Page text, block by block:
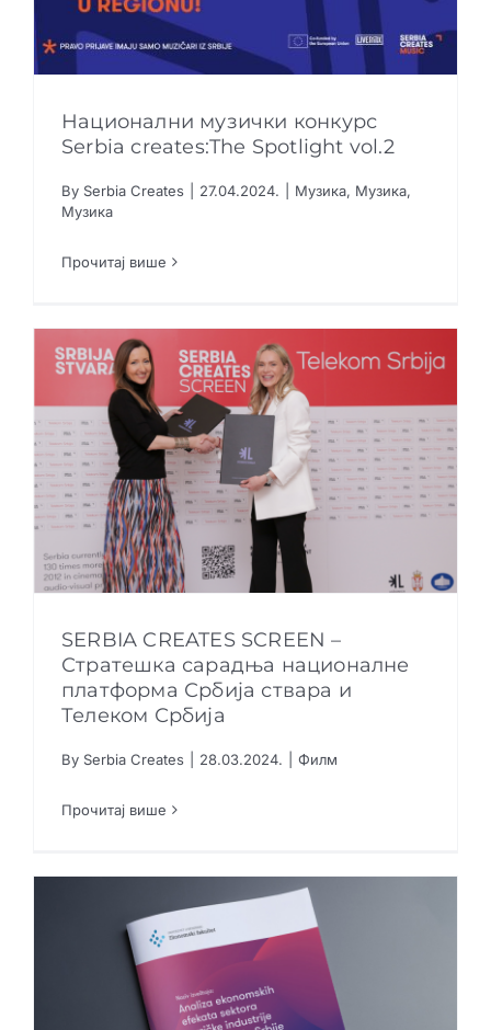
Национални музички конкурс Serbia
Национални музички конкурс
Serbia creates:The Spotlight vol.2
By Serbia Creates 27.04.2024. Музика, Музика,
Музика
Прочитај више
SERBIA CREATES SCREEN – Стратешка
сарадња националне платформа Србија
ствара и Телеком Србија
SERBIA CREATES SCREEN –
Стратешка сарадња националне
платформа Србија ствара и
Телеком Србија
By Serbia Creates 28.03.2024. Филм
Прочитај више